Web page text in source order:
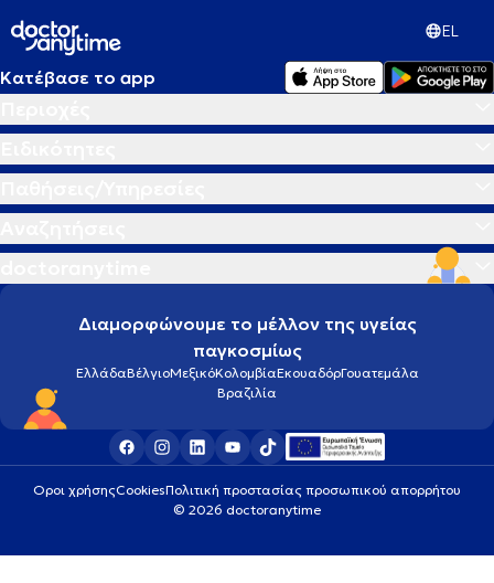
EL
Κατέβασε το app
Διαμορφώνουμε το μέλλον της υγείας
παγκοσμίως
ΕλλάδαΒέλγιοΜεξικόΚολομβίαΕκουαδόρΓουατεμάλα
Βραζιλία
Οροι χρήσηςCookiesΠολιτική προστασίας προσωπικού απορρήτου
© 2026 doctoranytime